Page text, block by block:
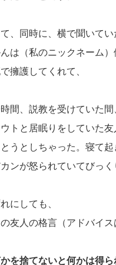
、同時に、横で聞いてい
んは（私のニックネーム
擁護してくれて、
間、説教を受けていた間
トと居眠りをしていた友
とうとしちゃった。寝て起
カンが怒られていてびっ
にしても、
友人の格言（アドバイス
かを捨てないと何かは得